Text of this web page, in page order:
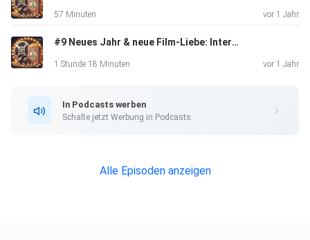
57 Minuten vor 1 Jahr
#9 Neues Jahr & neue Film-Liebe: Interstellar, Roter Drache & unser Feiertags-Marathon
1 Stunde 18 Minuten vor 1 Jahr
In Podcasts werben
Schalte jetzt Werbung in Podcasts.
Alle Episoden anzeigen